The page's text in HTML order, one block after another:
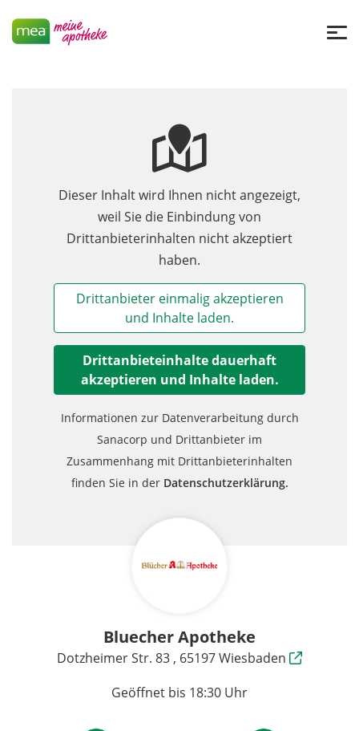
Dieser Inhalt wird Ihnen nicht angezeigt,
weil Sie die Einbindung von
Drittanbieterinhalten nicht akzeptiert
haben.
Drittanbieter einmalig akzeptieren
und Inhalte laden.
Drittanbieteinhalte dauerhaft
akzeptieren und Inhalte laden.
Informationen zur Datenverarbeitung durch
Sanacorp und Drittanbieter im
Zusammenhang mit Drittanbieterinhalten
finden Sie in der Datenschutzerklärung.
Bluecher Apotheke
Dotzheimer Str. 83 , 65197 Wiesbaden
Geöffnet bis 18:30 Uhr